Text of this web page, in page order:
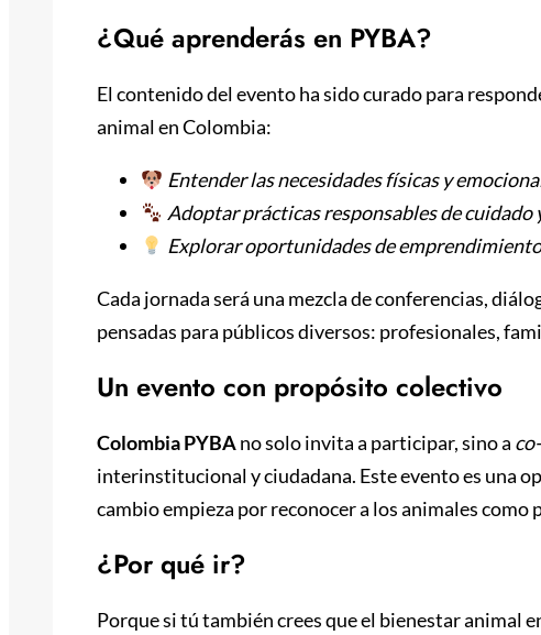
¿Qué aprenderás en PYBA?
El contenido del evento ha sido curado para
animal en Colombia:
Entender las necesidades físicas y
Adoptar prácticas responsables de cuidado
Explorar oportunidades de
Cada jornada será una mezcla de conferencias,
pensadas para públicos diversos: profesionales,
Un evento con propósito colectivo
Colombia PYBAno solo invita a participar, sino a
interinstitucional y ciudadana. Este evento es una
cambio empieza por reconocer a los animales como
¿Por qué ir?
Porque si tú también crees que el bienestar animal